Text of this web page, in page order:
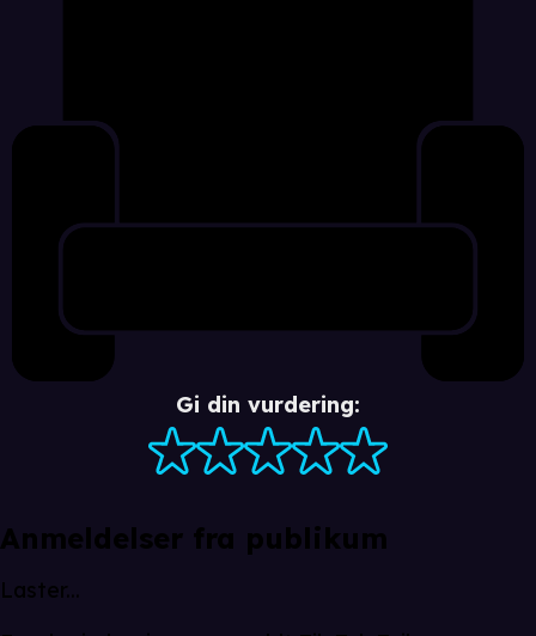
Gi din vurdering:
Anmeldelser fra publikum
Laster...